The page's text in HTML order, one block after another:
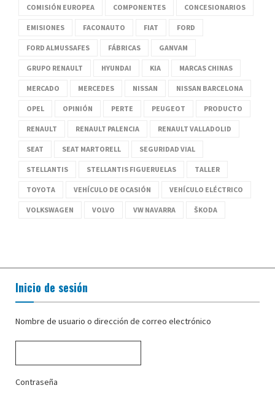
COMISIÓN EUROPEA COMPONENTES CONCESIONARIOS
EMISIONES FACONAUTO FIAT FORD
FORD ALMUSSAFES FÁBRICAS GANVAM
GRUPO RENAULT HYUNDAI KIA MARCAS CHINAS
MERCADO MERCEDES NISSAN NISSAN BARCELONA
OPEL OPINIÓN PERTE PEUGEOT PRODUCTO
RENAULT RENAULT PALENCIA RENAULT VALLADOLID
SEAT SEAT MARTORELL SEGURIDAD VIAL
STELLANTIS STELLANTIS FIGUERUELAS TALLER
TOYOTA VEHÍCULO DE OCASIÓN VEHÍCULO ELÉCTRICO
VOLKSWAGEN VOLVO VW NAVARRA ŠKODA
Inicio de sesión
Nombre de usuario o dirección de correo electrónico
Contraseña